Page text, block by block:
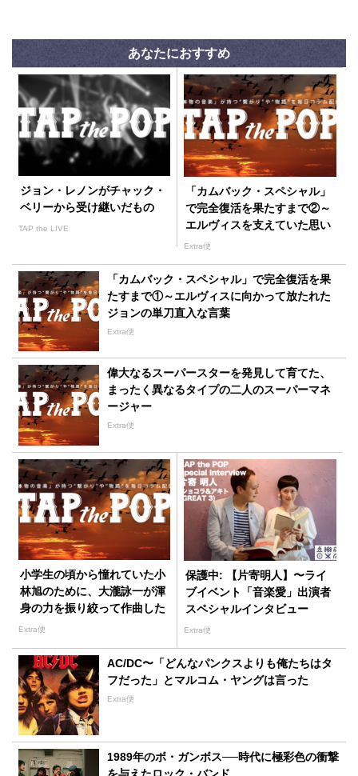
あなたにおすすめ
ジョン・レノンがチャック・
ベリーから受け継いだもの
TAP the LIVE
「カムバック・スペシャル」
で完全復活を果たすまで②～
エルヴィスを支えていた思い
とは？
Extra便
「カムバック・スペシャル」で完全復活を果
たすまで①～エルヴィスに向かって放たれた
ジョンの単刀直入な言葉
Extra便
偉大なるスーパースターを発見して育てた、
まったく異なるタイプの二人のスーパーマネ
ージャー
Extra便
小学生の頃から憧れていた小
林旭のために、大瀧詠一が渾
身の力を振り絞って作曲した
「熱き心に」
Extra便
保護中: 【片寄明人】〜ライ
ブイベント「音楽愛」出演者
スペシャルインタビュー
Extra便
AC/DC〜「どんなパンクスよりも俺たちはタ
フだった」とマルコム・ヤングは言った
Extra便
1989年のボ・ガンボス──時代に極彩色の衝撃